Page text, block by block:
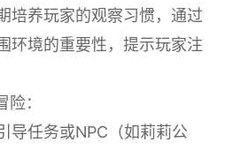
培养玩家的观察习惯，通过
环境的重要性，提示玩家注
：
导任务或NPC（如莉莉公